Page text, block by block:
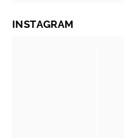
INSTAGRAM